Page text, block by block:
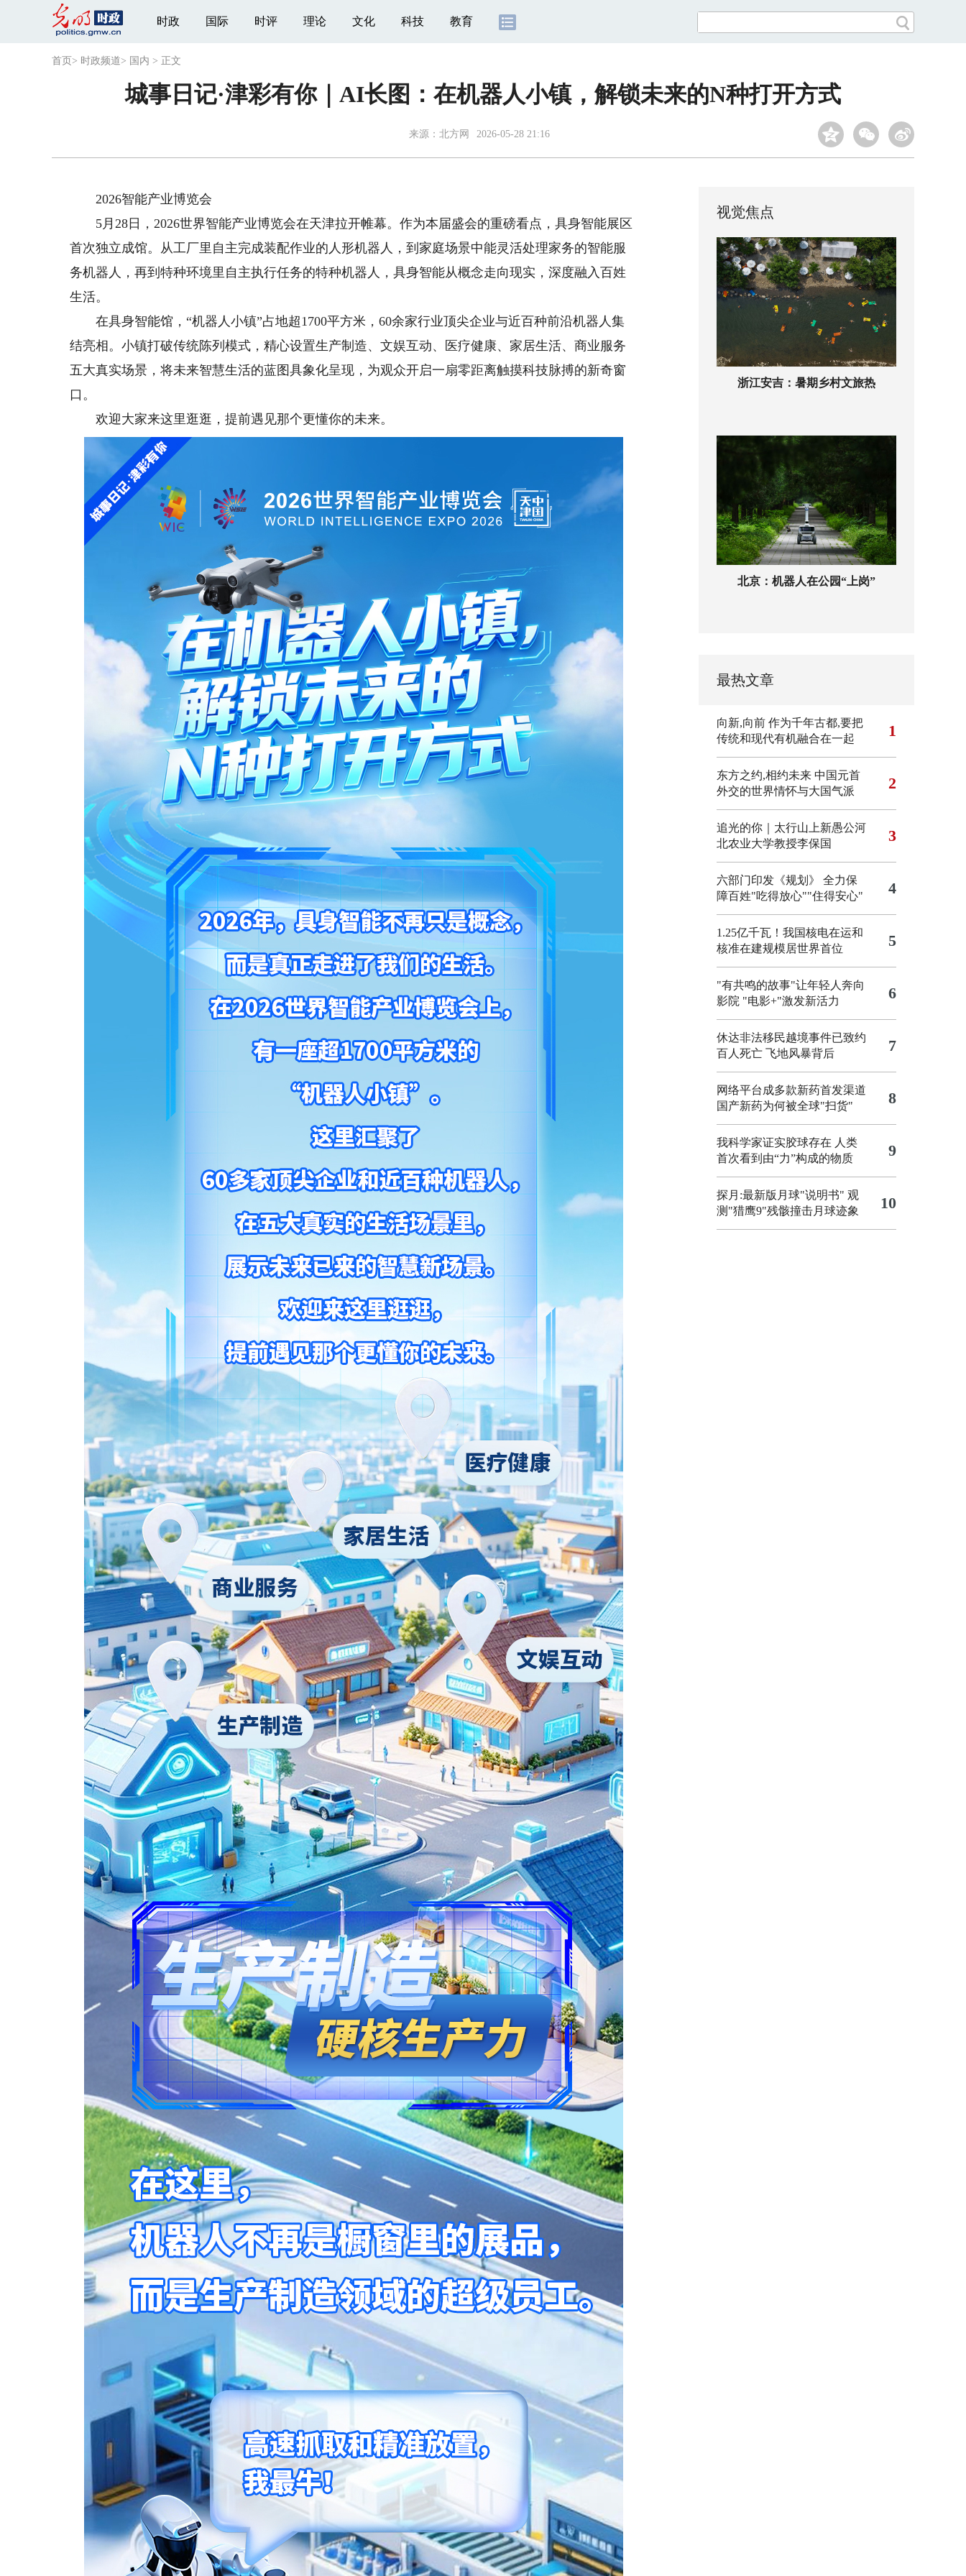
时政 国际 时评 理论 文化 科技 教育
首页 > 时政频道> 国内 > 正文
城事日记·津彩有你｜AI长图：在机器人小镇，解锁未来的N种打开方式
来源： 北方网 2026-05-28 21:16
2026智能产业博览会
5月28日，2026世界智能产业博览会在天津拉开帷幕。作为本届盛会的重磅看点，具身智能展区
首次独立成馆。从工厂里自主完成装配作业的人形机器人，到家庭场景中能灵活处理家务的智能服
务机器人，再到特种环境里自主执行任务的特种机器人，具身智能从概念走向现实，深度融入百姓
生活。
在具身智能馆，“机器人小镇”占地超1700平方米，60余家行业顶尖企业与近百种前沿机器人集
结亮相。小镇打破传统陈列模式，精心设置生产制造、文娱互动、医疗健康、家居生活、商业服务
五大真实场景，将未来智慧生活的蓝图具象化呈现，为观众开启一扇零距离触摸科技脉搏的新奇窗
口。
欢迎大家来这里逛逛，提前遇见那个更懂你的未来。
视觉焦点
浙江安吉：暑期乡村文旅热
北京：机器人在公园“上岗”
最热文章
向新,向前 作为千年古都,要把
传统和现代有机融合在一起
1
东方之约,相约未来 中国元首
外交的世界情怀与大国气派
2
追光的你｜太行山上新愚公河
北农业大学教授李保国
3
六部门印发《规划》 全力保
障百姓"吃得放心""住得安心"
4
1.25亿千瓦！我国核电在运和
核准在建规模居世界首位
5
"有共鸣的故事"让年轻人奔向
影院 "电影+"激发新活力 6
休达非法移民越境事件已致约
百人死亡 飞地风暴背后 7
网络平台成多款新药首发渠道
国产新药为何被全球"扫货"
8
我科学家证实胶球存在 人类
首次看到由“力”构成的物质
9
探月:最新版月球"说明书" 观
测"猎鹰9"残骸撞击月球迹象
10